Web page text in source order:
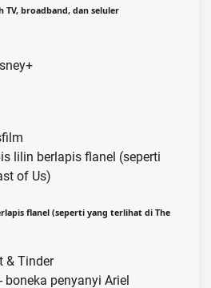
TV, broadband, dan seluler
flanel (seperti yang terlihat di The
& Tinder